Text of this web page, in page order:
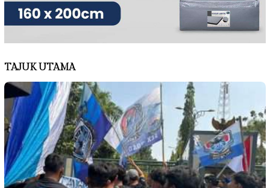
TAJUK UTAMA